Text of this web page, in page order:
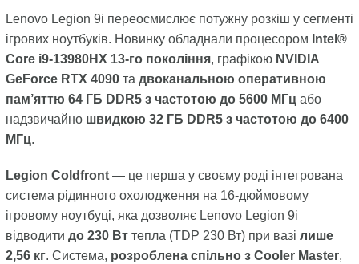
Lenovo Legion 9i переосмислює потужну розкіш у сегменті
ігрових ноутбуків. Новинку обладнали процесором Intel®
Core i9-13980HX 13-го покоління, графікою NVIDIA
GeForce RTX 4090 та двоканальною оперативною
пам’яттю 64 ГБ DDR5 з частотою до 5600 МГц або
надзвичайношвидкою 32 ГБ DDR5 з частотою до 6400
МГц.
Legion Coldfront — це перша у своєму роді інтегрована
система рідинного охолодження на 16-дюймовому
ігровому ноутбуці, яка дозволяє Lenovo Legion 9i
відводити до 230 Вттепла (TDP 230 Вт) при вазі лише
2,56 кг. Система, розроблена спільно з Cooler Master,